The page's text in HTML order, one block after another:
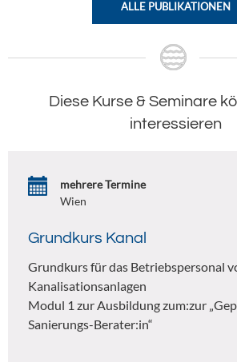
ALLE PUBLIKATIONEN
Diese Kurse & Seminare
interessieren
mehrere Termine
Wien
Grundkurs Kanal
Grundkurs für das Betriebspersonal
Kanalisationsanlagen
Modul 1 zur Ausbildung zum:zur
Sanierungs-Berater:in“